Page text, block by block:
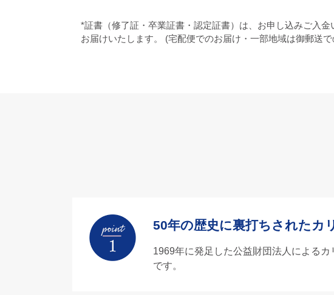
*証書（修了証・卒業証書・認定証書）は、お申し込みご入
お届けいたします。 (宅配便でのお届け・一部地域は御郵送
50年の歴史に裏打ちされたカ
1969年に発足した公益財団法人による
です。